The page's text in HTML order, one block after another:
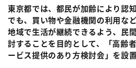
東京都では、都民が加齢により認
でも、買い物や金融機関の利用な
地域で生活が継続できるよう、民
討することを目的として、「高齢
ービス提供のあり方検討会」を設